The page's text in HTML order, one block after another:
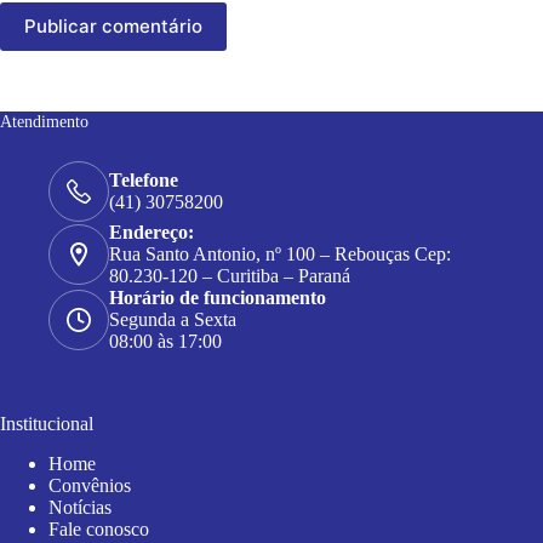
Publicar comentário
Atendimento
Telefone
(41) 30758200
Endereço:
Rua Santo Antonio, nº 100 – Rebouças Cep:
80.230-120 – Curitiba – Paraná
Horário de funcionamento
Segunda a Sexta
08:00 às 17:00
Institucional
Home
Convênios
Notícias
Fale conosco